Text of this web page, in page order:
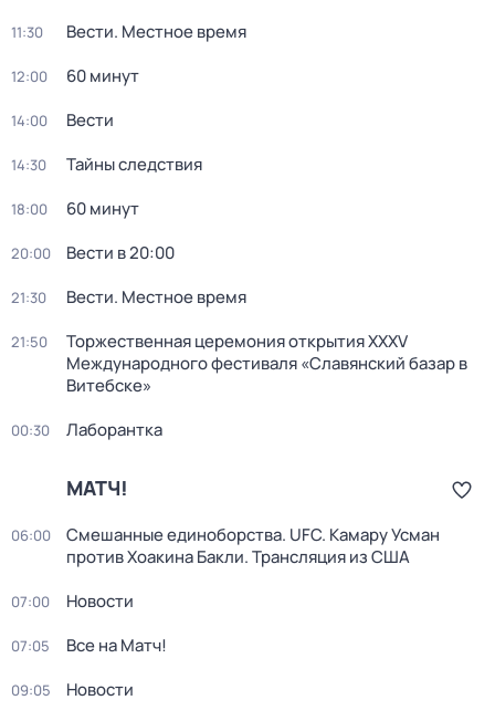
11:30 Вести. Местное время
12:00 60 минут
14:00 Вести
14:30 Тайны следствия
18:00 60 минут
20:00 Вести в 20:00
21:30 Вести. Местное время
21:50
Торжественная церемония открытия XXXV
Международного фестиваля «Славянский базар в
Витебске»
00:30 Лаборантка
МАТЧ!
06:00
Смешанные единоборства. UFC. Камару Усман
против Хоакина Бакли. Трансляция из США
07:00 Новости
07:05 Все на Матч!
09:05 Новости